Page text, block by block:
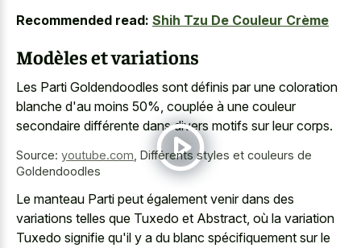
Recommended read: Shih Tzu De Couleur Crème
Modèles et variations
Les Parti Goldendoodles sont définis par une coloration
blanche d'au moins 50%, couplée à une couleur
secondaire différente dans divers motifs sur leur corps.
Source: youtube.com Différents styles et couleurs de
Goldendoodles
Le manteau Parti peut également venir dans des
variations telles que Tuxedo et Abstract, où la variation
Tuxedo signifie qu'il y a du blanc spécifiquement sur le